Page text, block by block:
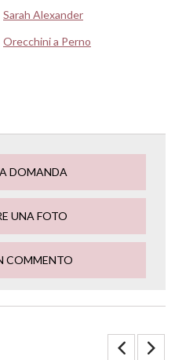
Sarah Alexander
Orecchini a Perno
DOMANDA
UNA FOTO
COMMENTO